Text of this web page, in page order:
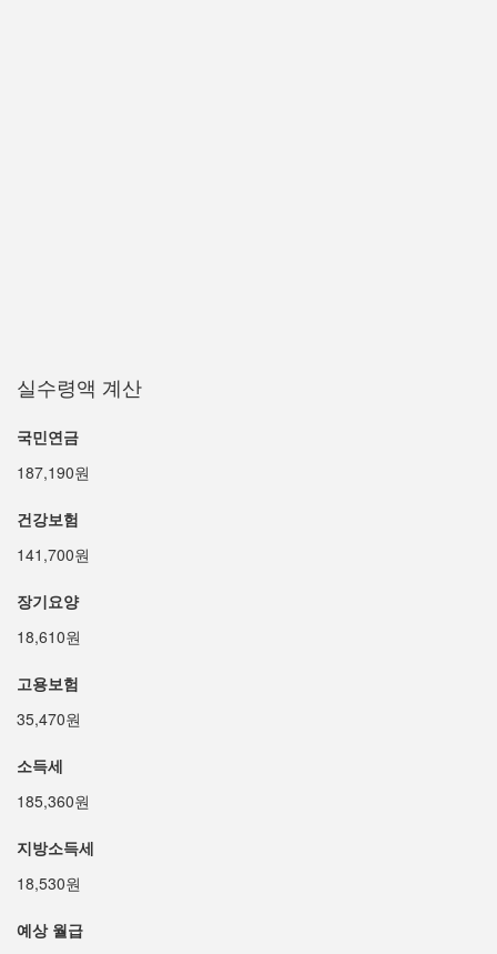
실수령액 계산
국민연금
187,190원
건강보험
141,700원
장기요양
18,610원
고용보험
35,470원
소득세
185,360원
지방소득세
18,530원
예상 월급